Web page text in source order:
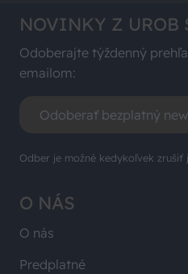
O NÁS
O nás
Predplatné
NOVINKY Z UROB
Odoberajte týždenný
emailom:
Odoberať bezplatný
Odber je možné kedykoľvek zrušiť